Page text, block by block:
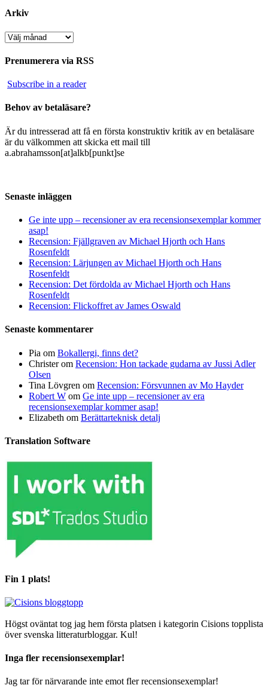
Arkiv
Arkiv
Prenumerera via RSS
Subscribe in a reader
Behov av betaläsare?
Är du intresserad att få en första konstruktiv kritik av en betaläsare
är du välkommen att skicka ett mail till
a.abrahamsson[at]alkb[punkt]se
Senaste inläggen
Ge inte upp – recensioner av era recensionsexemplar kommer
asap!
Recension: Fjällgraven av Michael Hjorth och Hans
Rosenfeldt
Recension: Lärjungen av Michael Hjorth och Hans
Rosenfeldt
Recension: Det fördolda av Michael Hjorth och Hans
Rosenfeldt
Recension: Flickoffret av James Oswald
Senaste kommentarer
Pia om Bokallergi, finns det?
Christerom Recension: Hon tackade gudarna av Jussi Adler
Olsen
Tina Lövgren om Recension: Försvunnen av Mo Hayder
Robert W om Ge inte upp – recensioner av era
recensionsexemplar kommer asap!
Elizabeth om Berättarteknisk detalj
Translation Software
Fin 1 plats!
Högst oväntat tog jag hem första platsen i kategorin Cisions topplista
över svenska litteraturbloggar. Kul!
Inga fler recensionsexemplar!
Jag tar för närvarande inte emot fler recensionsexemplar!